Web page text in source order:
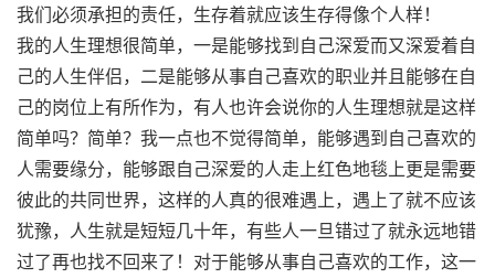
我们必须承担的责任，生存着就应该生存得像个人样！
我的人生理想很简单，一是能够找到自己深爱而又深爱着自
己的人生伴侣，二是能够从事自己喜欢的职业并且能够在自
己的岗位上有所作为，有人也许会说你的人生理想就是这样
简单吗？简单？我一点也不觉得简单，能够遇到自己喜欢的
人需要缘分，能够跟自己深爱的人走上红色地毯上更是需要
彼此的共同世界，这样的人真的很难遇上，遇上了就不应该
犹豫，人生就是短短几十年，有些人一旦错过了就永远地错
过了再也找不回来了！对于能够从事自己喜欢的工作，这一